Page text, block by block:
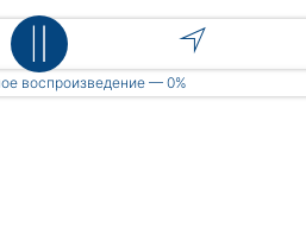
Place
воспроизведение — 0%